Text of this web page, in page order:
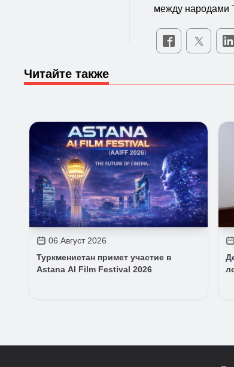
между народами
Читайте также
06 Август 2026
Туркменистан примет участие в
Astana AI Film Festival 2026